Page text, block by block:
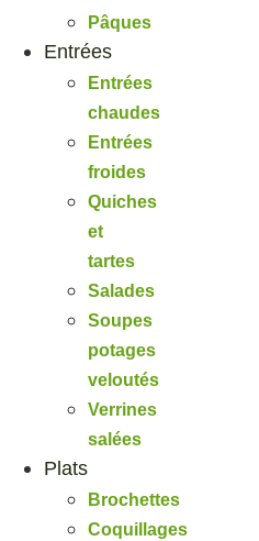
Pâques
Entrées
Entrées
chaudes
Entrées
froides
Quiches
et
tartes
Salades
Soupes
potages
veloutés
Verrines
salées
Plats
Brochettes
Coquillages